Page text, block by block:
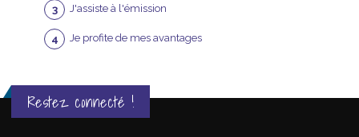
J'assiste à l'émission
Je profite de mes avantages
Restez connecté !